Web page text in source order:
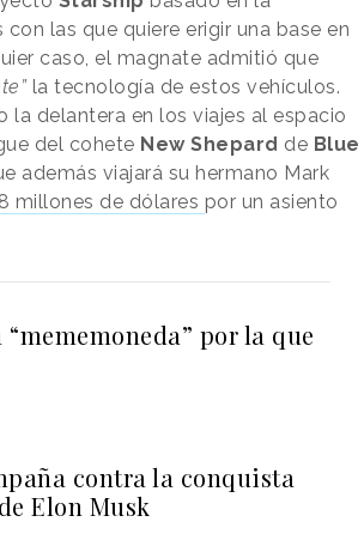
las que quiere erigir una base en
caso, el magnate admitió que
la tecnología de estos vehículos.
la delantera en los viajes al espacio
del cohete New Shepard de Blue
además viajará su hermano Mark
millones de dólares por un asiento
por la que
contra la conquista
Elon Musk